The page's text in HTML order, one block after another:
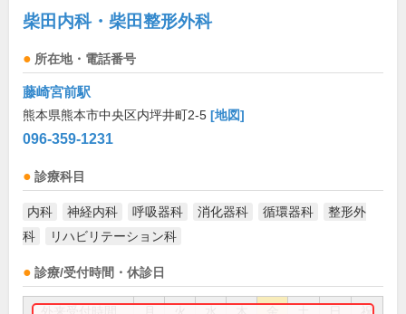
柴田内科・柴田整形外科
所在地・電話番号
藤崎宮前駅
熊本県熊本市中央区内坪井町2-5 [地図]
096-359-1231
診療科目
内科 神経内科 呼吸器科 消化器科 循環器科
整形外
科
リハビリテーション科
診療/受付時間・休診日